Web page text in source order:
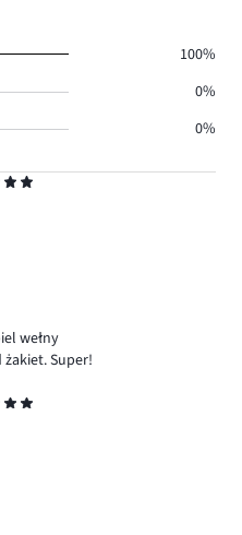
wełny
Super!
100%
0%
0%